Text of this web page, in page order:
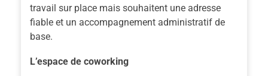
travail sur place mais souhaitent une adresse
fiable et un accompagnement administratif de
base.
L’espace de coworking